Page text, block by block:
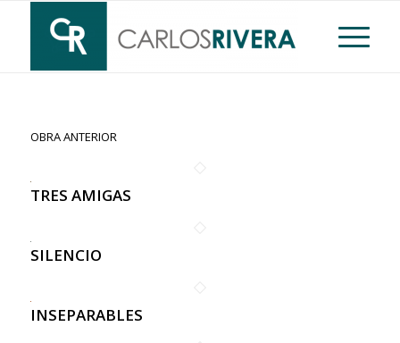
OBRA ANTERIOR
TRES AMIGAS
SILENCIO
INSEPARABLES